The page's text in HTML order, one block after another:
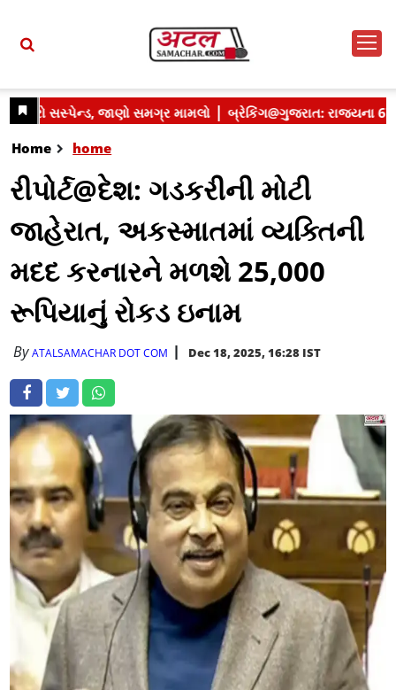
Home home
રીપોર્ટ@દેશ: ગડકરીની મોટી
જાહેરાત, અકસ્માતમાં વ્યક્તિની
મદદ કરનારને મળશે 25,000
રૂપિયાનું રોકડ ઇનામ
ByATALSAMACHAR DOT COM Dec 18, 2025, 16:28 IST